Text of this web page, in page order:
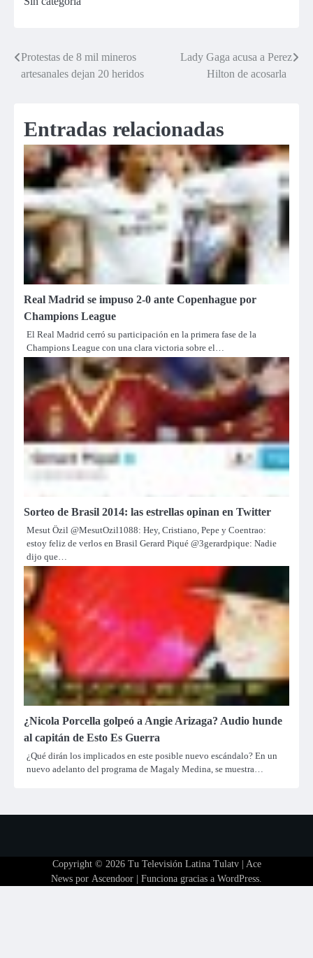
Navegación
Protestas de 8 mil mineros
artesanales dejan 20 heridos
Lady Gaga acusa a Perez
Hilton de acosarla
Entradas relacionadas
Real Madrid se impuso 2-0 ante Copenhague por
Champions League
El Real Madrid cerró su participación en la primera fase de la
Champions League con una clara victoria sobre el…
Sorteo de Brasil 2014: las estrellas opinan en Twitter
Mesut Özil @MesutOzil1088: Hey, Cristiano, Pepe y Coentrao:
estoy feliz de verlos en Brasil Gerard Piqué @3gerardpique: Nadie
dijo que…
¿Nicola Porcella golpeó a Angie Arizaga? Audio hunde
al capitán de Esto Es Guerra
¿Qué dirán los implicados en este posible nuevo escándalo? En un
nuevo adelanto del programa de Magaly Medina, se muestra…
Copyright © 2026 Tu Televisión Latina Tulatv| Ace
News por Ascendoor | Funciona gracias a WordPress